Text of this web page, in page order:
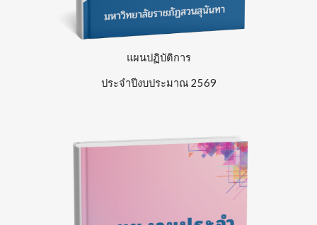
แผนปฏิบัติการ
ประจำปีงบประมาณ 2569